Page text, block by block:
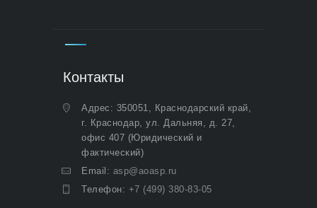
Контакты
Адрес: 350051, Краснодарский край,
г. Краснодар, ул. Дальняя, д. 27,
офис 407 (Юридический и
фактический)
Email: asp@aoasp.ru
Телефон: +7 (499) 380-83-05